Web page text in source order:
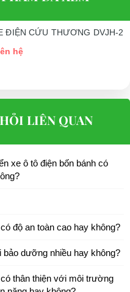
ĐIỆN CỨU THƯƠNG DVJH-2
hệ
LIÊN QUAN
xe ô tô điện bốn bánh có
độ an toàn cao hay không?
bảo dưỡng nhiều hay không?
thân thiện với môi trường